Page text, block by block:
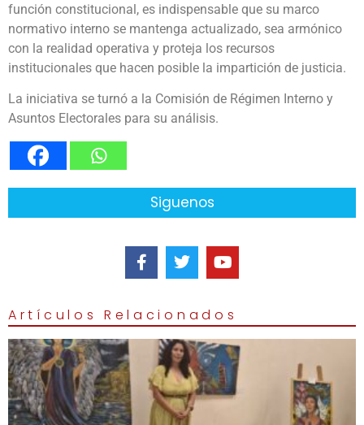
función constitucional, es indispensable que su marco
normativo interno se mantenga actualizado, sea armónico
con la realidad operativa y proteja los recursos
institucionales que hacen posible la impartición de justicia.
La iniciativa se turnó a la Comisión de Régimen Interno y
Asuntos Electorales para su análisis.
Siguenos
Artículos Relacionados